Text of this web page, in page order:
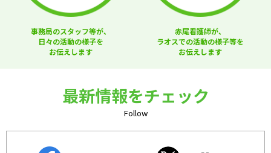
事務局のスタッフ等が、
日々の活動の様子を
お伝えします
赤尾看護師が、
ラオスでの活動の様子等を
お伝えします
最新情報をチェック
Follow